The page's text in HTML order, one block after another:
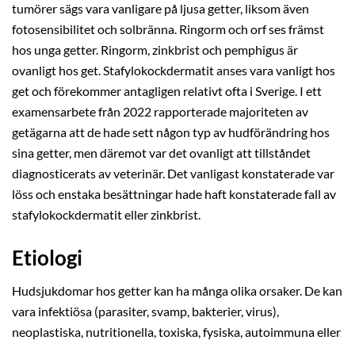
tumörer sägs vara vanligare på ljusa getter, liksom även
fotosensibilitet och solbränna. Ringorm och orf ses främst
hos unga getter. Ringorm, zinkbrist och pemphigus är
ovanligt hos get. Stafylokockdermatit anses vara vanligt hos
get och förekommer antagligen relativt ofta i Sverige. I ett
examensarbete från 2022 rapporterade majoriteten av
getägarna att de hade sett någon typ av hudförändring hos
sina getter, men däremot var det ovanligt att tillståndet
diagnosticerats av veterinär. Det vanligast konstaterade var
löss och enstaka besättningar hade haft konstaterade fall av
stafylokockdermatit eller zinkbrist.
Etiologi
Hudsjukdomar hos getter kan ha många olika orsaker. De kan
vara infektiösa (parasiter, svamp, bakterier, virus),
neoplastiska, nutritionella, toxiska, fysiska, autoimmuna eller